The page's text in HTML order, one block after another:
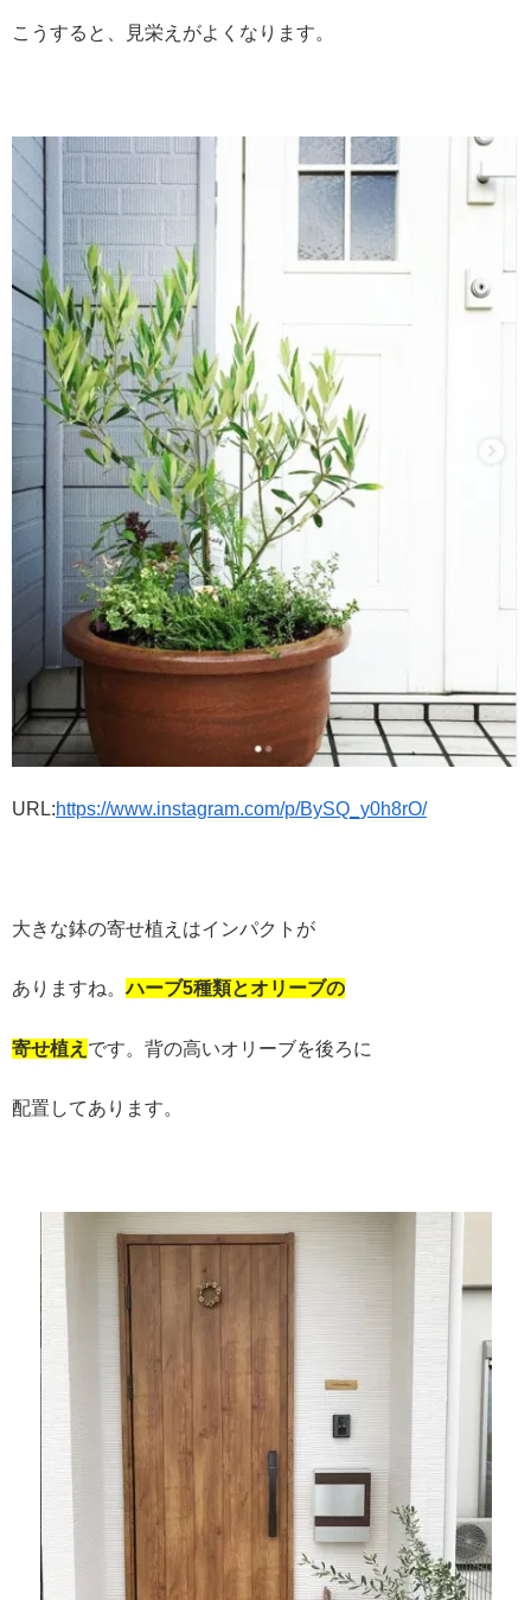
こうすると、見栄えがよくなります。
URL:https://www.instagram.com/p/BySQ_y0h8rO/
大きな鉢の寄せ植えはインパクトが
ありますね。ハーブ5種類とオリーブの
寄せ植え です。背の高いオリーブを後ろに
配置してあります。